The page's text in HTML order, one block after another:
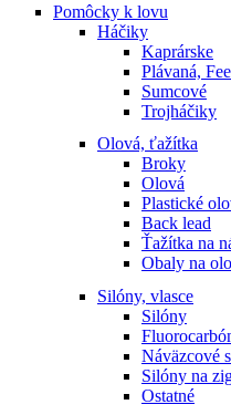
Pomôcky k lovu
Háčiky
Kaprárske
Plávaná,
Sumcové
Trojháčiky
Olová, ťažítka
Broky
Olová
Plastické
Back lead
Ťažítka na
Obaly na
Silóny, vlasce
Silóny
Náväzcové
Silóny na
Ostatné